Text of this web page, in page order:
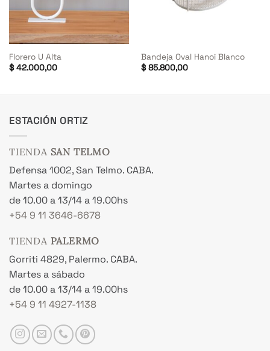
Florero U Alta
$42.000,00
Bandeja Oval Hanoi Blanco
$85.800,00
ESTACIÓN ORTIZ
TIENDA SAN TELMO
Defensa 1002, San Telmo. CABA.
Martes a domingo
de 10.00 a 13/14 a 19.00hs
+54 9 11 3646-6678
TIENDA PALERMO
Gorriti 4829, Palermo. CABA.
Martes a sábado
de 10.00 a 13/14 a 19.00hs
+54 9 11 4927-1138